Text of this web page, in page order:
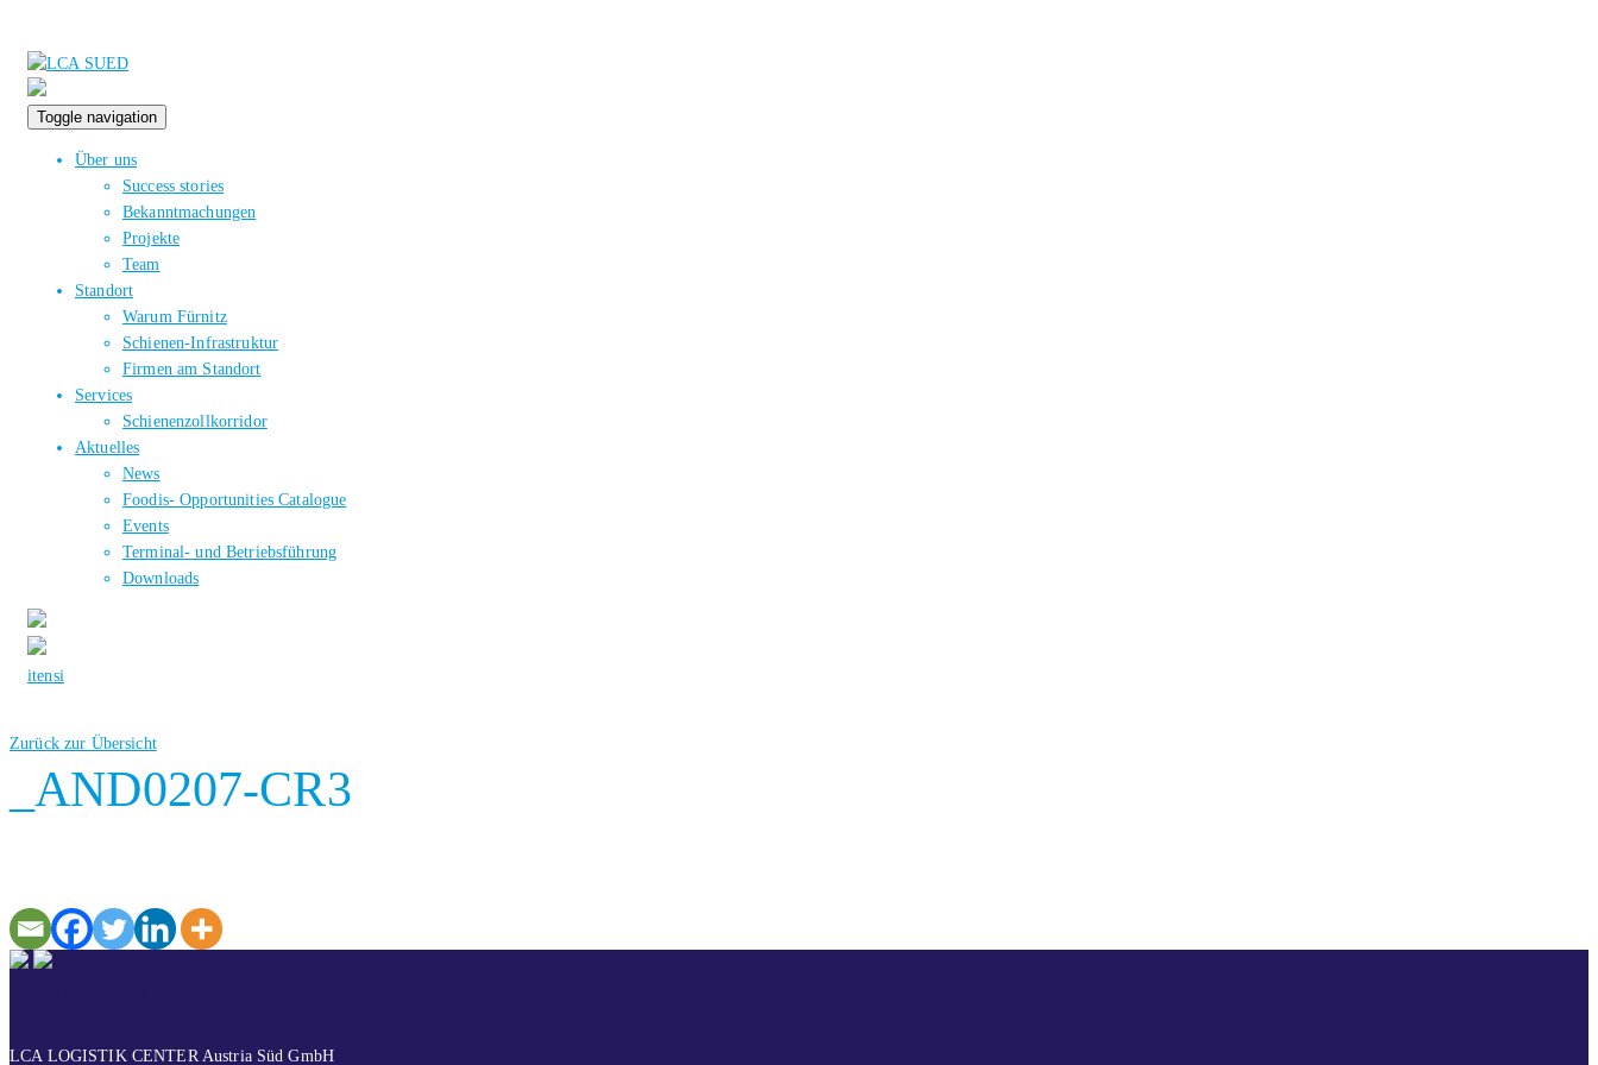
Toggle navigation
Über uns
Success stories
Bekanntmachungen
Projekte
Team
Standort
Warum Fürnitz
Schienen-Infrastruktur
Firmen am Standort
Services
Schienenzollkorridor
Aktuelles
News
Foodis- Opportunities Catalogue
Events
Terminal- und Betriebsführung
Downloads
itensi
Zurück zur Übersicht
_AND0207-CR3
LCA LOGISTIK CENTER Austria Süd GmbH